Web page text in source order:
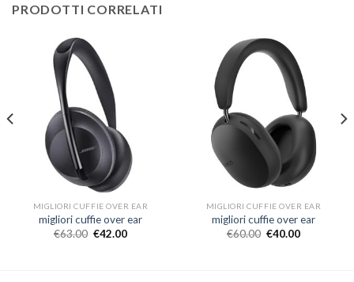
PRODOTTI CORRELATI
MIGLIORI CUFFIE OVER EAR
migliori cuffie over ear
€63.00 €42.00
MIGLIORI CUFFIE OVER EAR
migliori cuffie over ear
€60.00 €40.00